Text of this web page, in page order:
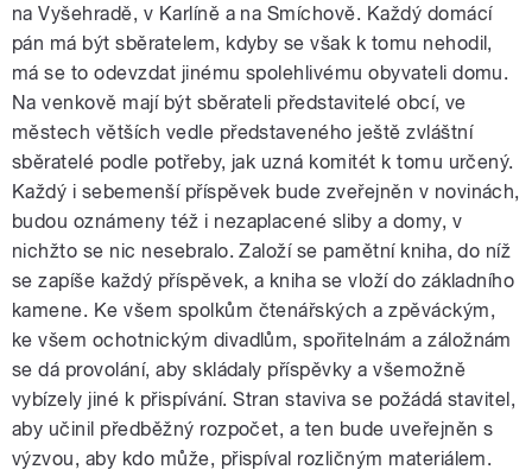
na Vyšehradě, v Karlíně a na Smíchově. Každý domácí
pán má být sběratelem, kdyby se však k tomu nehodil,
má se to odevzdat jinému spolehlivému obyvateli domu.
Na venkově mají být sběrateli představitelé obcí, ve
městech větších vedle představeného ještě zvláštní
sběratelé podle potřeby, jak uzná komitét k tomu určený.
Každý i sebemenší příspěvek bude zveřejněn v novinách,
budou oznámeny též i nezaplacené sliby a domy, v
nichžto se nic nesebralo. Založí se pamětní kniha, do níž
se zapíše každý příspěvek, a kniha se vloží do základního
kamene. Ke všem spolkům čtenářských a zpěváckým,
ke všem ochotnickým divadlům, spořitelnám a záložnám
se dá provolání, aby skládaly příspěvky a všemožně
vybízely jiné k přispívání. Stran staviva se požádá stavitel,
aby učinil předběžný rozpočet, a ten bude uveřejněn s
výzvou, aby kdo může, přispíval rozličným materiálem.